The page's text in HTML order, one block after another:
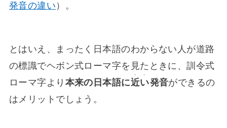
発音の違い ）。
とはいえ、まったく日本語のわからない人が道路
の標識でヘボン式ローマ字を見たときに、訓令式
ローマ字より 本来の日本語に近い
・・
発音ができるの
はメリットでしょう。